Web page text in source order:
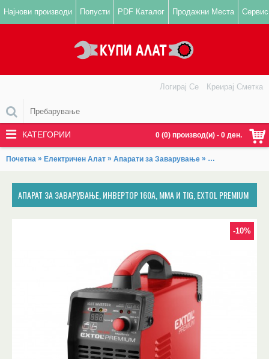
Најнови производи Попусти PDF Каталог Продажни Места Сервис
0 (0) производ(и) - 0 ден.
Логирај Се Креирај Сметка
КАТЕГОРИИ
Почетна » Електричен Алат » Апарати за Заварување » Инвертори за
АПАРАТ ЗА ЗАВАРУВАЊЕ, ИНВЕРТОР 160А, ММА И TIG, EXTOL PREMIUM
-10%